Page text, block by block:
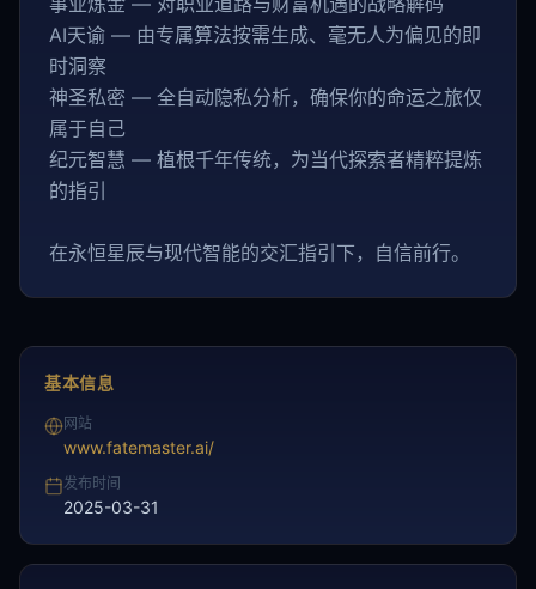
AI天谕 — 由专属算法按需生成、毫无人为偏见的即
时洞察
神圣私密 — 全自动隐私分析，确保你的命运之旅仅
属于自己
纪元智慧 — 植根千年传统，为当代探索者精粹提炼
的指引
在永恒星辰与现代智能的交汇指引下，自信前行。
基本信息
网站
www.fatemaster.ai/
发布时间
2025-03-31